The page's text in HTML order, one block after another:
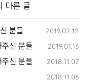
다른 글
분들 2019.02.12
신 분들 2019.01.16
신 분들 2018.11.07
2018.11.06